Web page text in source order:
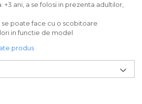
+3 ani, a se folosi in prezenta adultilor,
poate face cu o scobitoare
in functie de model
produs